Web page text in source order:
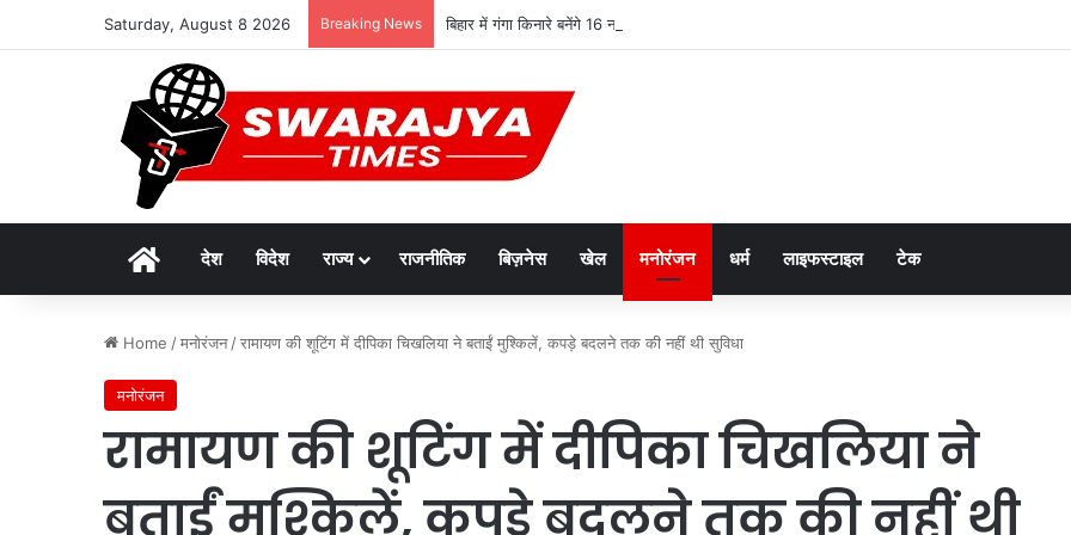
Saturday, August 8 2026 Breaking News बिहार में गंगा किनारे बनेंगे 16 नए जेटी, नदी बनेगी कारोबार और आवागमन का नया रास्ता
Homeदेश विदेश राज्य राजनीतिक बिज़नेस खेल मनोरंजन धर्म लाइफस्टाइल टेक
Home /मनोरंजन /रामायण की शूटिंग में दीपिका चिखलिया ने बताईं मुश्किलें, कपड़े बदलने तक की नहीं थी सुविधा
मनोरंजन
रामायण की शूटिंग में दीपिका चिखलिया ने
बताईं मुश्किलें, कपड़े बदलने तक की नहीं थी